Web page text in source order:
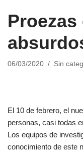
06/03/2020 Sin
El 10 de febrero, el
personas, casi todas
Los equipos de
conocimiento de este